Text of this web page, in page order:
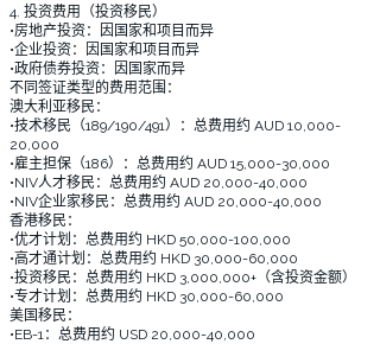
4. 投资费用（投资移民）
•房地产投资：因国家和项目而异
•企业投资：因国家和项目而异
•政府债券投资：因国家而异
不同签证类型的费用范围：
澳大利亚移民：
•技术移民（189/190/491）：总费用约 AUD 10,000-
20,000
•雇主担保（186）：总费用约 AUD 15,000-30,000
•NIV人才移民：总费用约 AUD 20,000-40,000
•NIV企业家移民：总费用约 AUD 20,000-40,000
香港移民：
•优才计划：总费用约 HKD 50,000-100,000
•高才通计划：总费用约 HKD 30,000-60,000
•投资移民：总费用约 HKD 3,000,000+（含投资金额）
•专才计划：总费用约 HKD 30,000-60,000
美国移民：
•EB-1：总费用约 USD 20,000-40,000